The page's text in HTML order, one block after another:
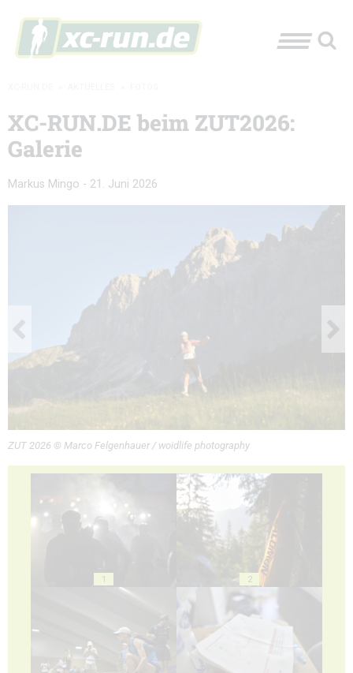
XC-RUN.DE beim ZUT2026:
Galerie
Markus Mingo - 21. Juni 2026
ZUT 2026 © Marco Felgenhauer / woidlife photography
1 2